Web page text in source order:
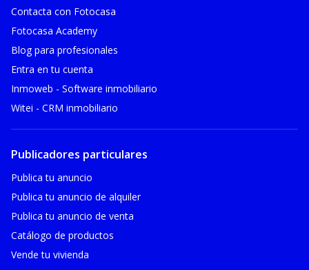
Contacta con Fotocasa
Fotocasa Academy
Blog para profesionales
Entra en tu cuenta
Inmoweb - Software inmobiliario
Witei - CRM inmobiliario
Publicadores particulares
Publica tu anuncio
Publica tu anuncio de alquiler
Publica tu anuncio de venta
Catálogo de productos
Vende tu vivienda